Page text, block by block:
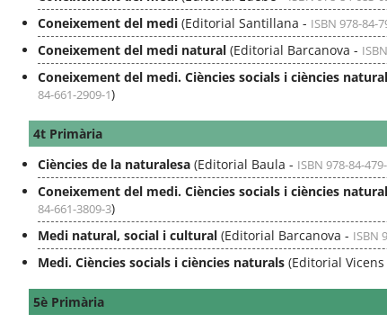
Coneixement del medi (Editorial Santillana - ISBN 978-84-
Coneixement del medi natural (Editorial Barcanova -
Coneixement del medi. Ciències socials i ciències
84-661-2909-1)
4t Primària
Ciències de la naturalesa (Editorial Baula - ISBN 978-84-
Coneixement del medi. Ciències socials i ciències
84-661-3809-3)
Medi natural, social i cultural (Editorial Barcanova - ISBN
Medi. Ciències socials i ciències naturals (Editorial Vicens
5è Primària